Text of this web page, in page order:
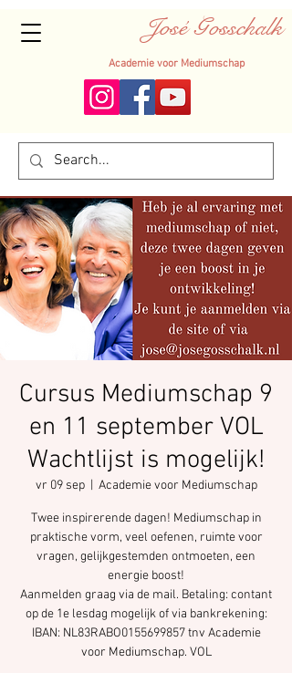
José Gosschalk
Academie voor Mediumschap
Cursus Mediumschap 9
en 11 september VOL
Wachtlijst is mogelijk!
vr 09 sep
  |
Academie voor Mediumschap
Twee inspirerende dagen! Mediumschap in
praktische vorm, veel oefenen, ruimte voor
vragen, gelijkgestemden ontmoeten, een
energie boost!
Aanmelden graag via de mail. Betaling: contant
op de 1e lesdag mogelijk of via bankrekening:
IBAN: NL83RABO0155699857 tnv Academie
voor Mediumschap. VOL